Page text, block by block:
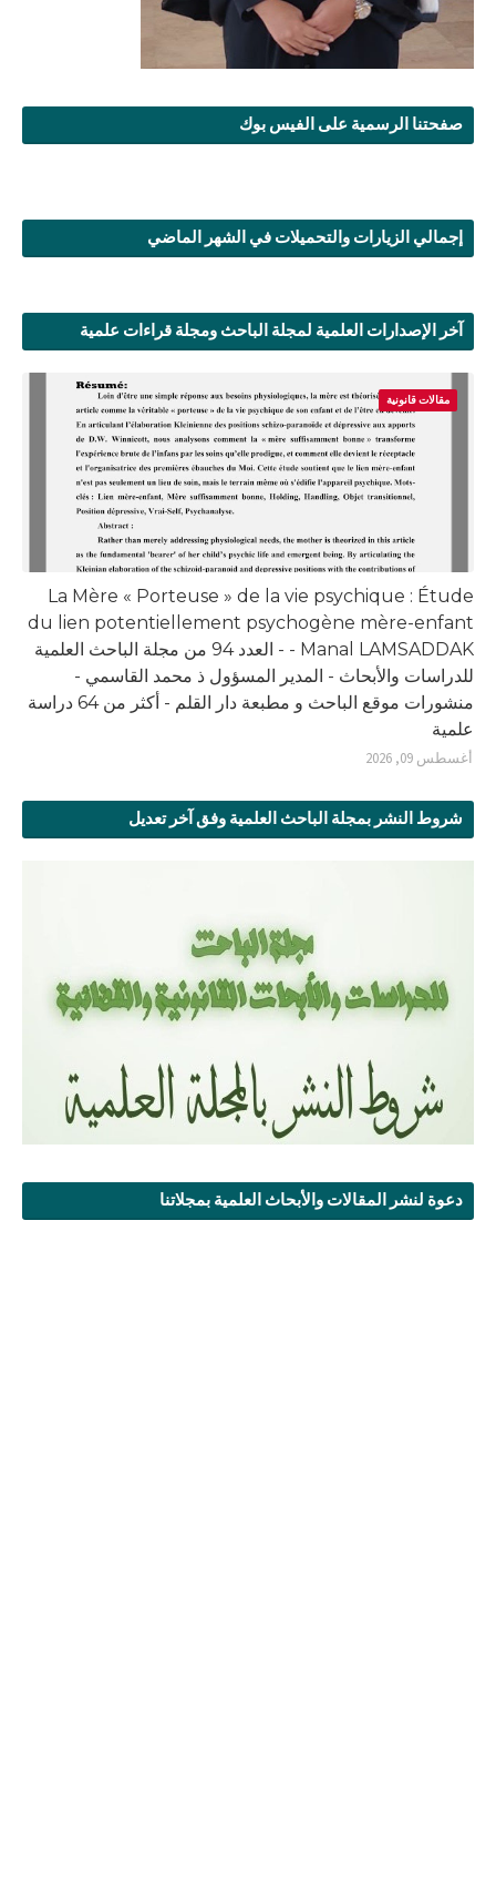
صفحتنا الرسمية على الفيس بوك
إجمالي الزيارات والتحميلات في الشهر الماضي
آخر الإصدارات العلمية لمجلة الباحث ومجلة قراءات علمية
مقالات قانونية
La Mère « Porteuse » de la vie psychique : Étude
du lien potentiellement psychogène mère-enfant
- Manal LAMSADDAK - العدد 94 من مجلة الباحث العلمية
للدراسات والأبحاث - المدير المسؤول ذ محمد القاسمي -
منشورات موقع الباحث و مطبعة دار القلم - أكثر من 64 دراسة
علمية
أغسطس 09, 2026
شروط النشر بمجلة الباحث العلمية وفق آخر تعديل
دعوة لنشر المقالات والأبحاث العلمية بمجلاتنا